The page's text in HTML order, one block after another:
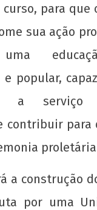
curso, para que
sua ação
e popular,
a
contribuir para
a construção
por uma